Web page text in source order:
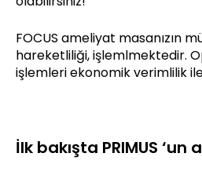
FOCUS ameliyat masanızın
hareketliliği, işlemlmektedir.
işlemleri ekonomik verimlilik
İlk bakışta PRIMUS ‘un